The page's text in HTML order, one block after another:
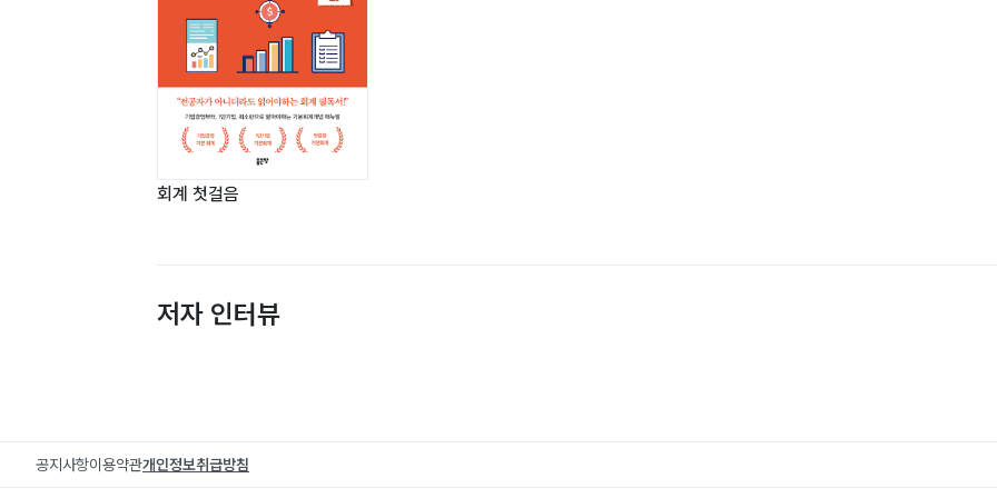
회계 첫걸음
저자 인터뷰
공지사항이용약관개인정보취급방침